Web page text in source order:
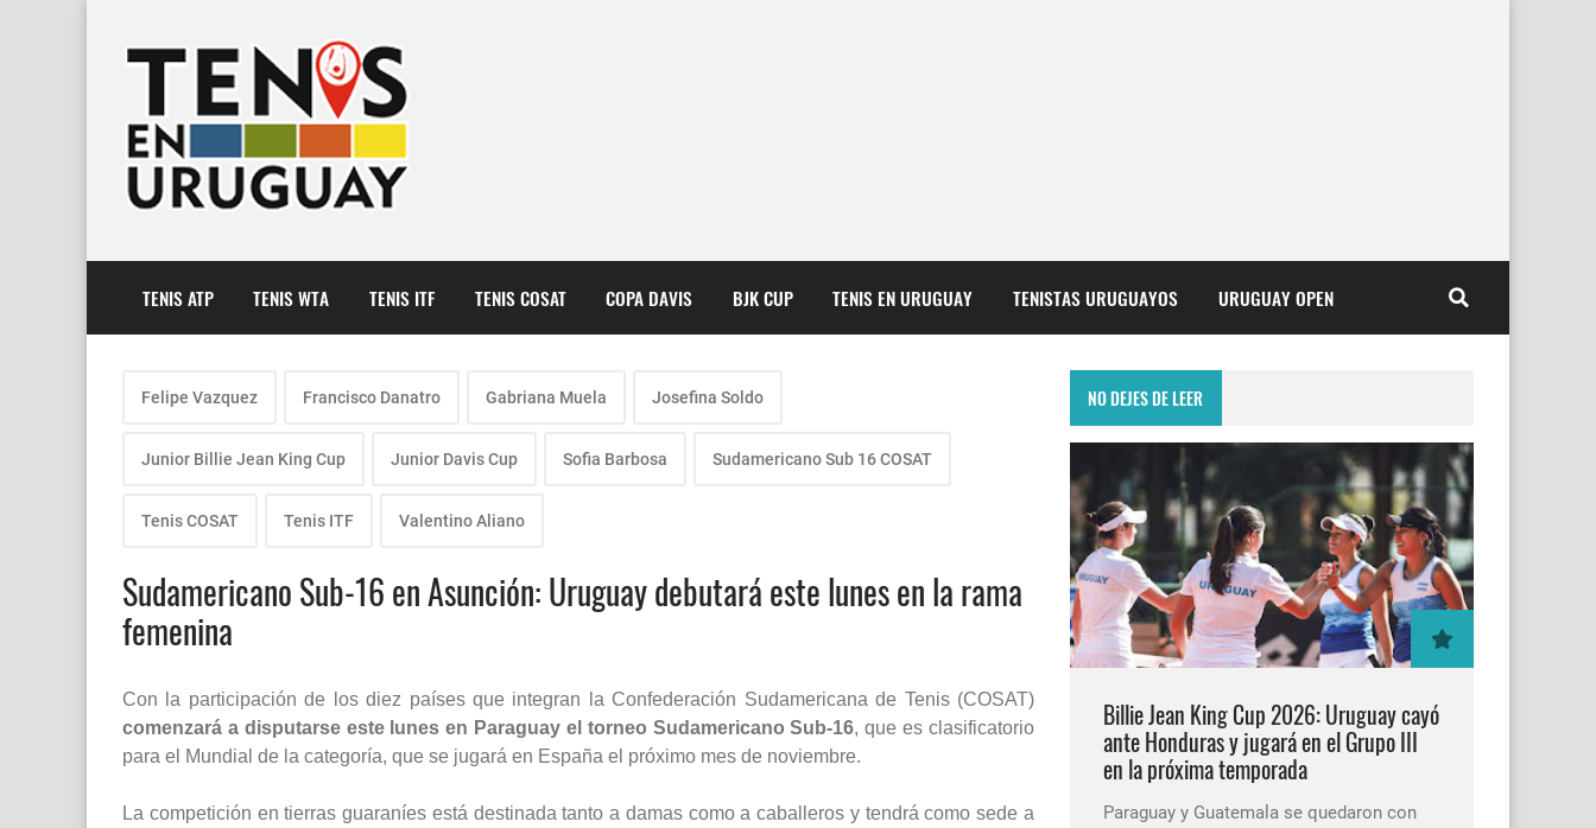
TENIS ATP TENIS WTA TENIS ITF TENIS COSAT COPA DAVIS BJK CUP TENIS EN URUGUAY TENISTAS URUGUAYOS URUGUAY OPEN
Felipe Vazquez Francisco Danatro Gabriana Muela Josefina Soldo
Junior Billie Jean King Cup Junior Davis Cup Sofia Barbosa Sudamericano Sub 16 COSAT
Tenis COSAT Tenis ITF Valentino Aliano
Sudamericano Sub-16 en Asunción: Uruguay debutará este lunes en la rama
femenina
Con la participación de los diez países que integran la Confederación Sudamericana de Tenis (COSAT)
comenzará a disputarse este lunes en Paraguay el torneo Sudamericano Sub-16, que es clasificatorio
para el Mundial de la categoría, que se jugará en España el próximo mes de noviembre.
La competición en tierras guaraníes está destinada tanto a damas como a caballeros y tendrá como sede a
NO DEJES DE LEER
Billie Jean King Cup 2026: Uruguay cayó
ante Honduras y jugará en el Grupo III
en la próxima temporada
Paraguay y Guatemala se quedaron con